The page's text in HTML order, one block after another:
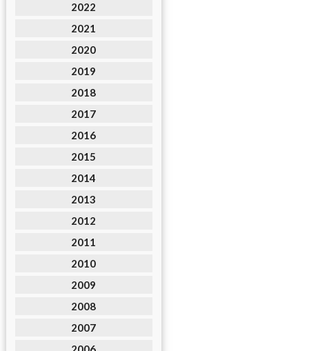
2022
2021
2020
2019
2018
2017
2016
2015
2014
2013
2012
2011
2010
2009
2008
2007